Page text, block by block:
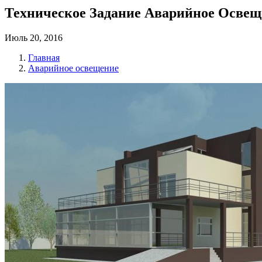
Техническое Задание Аварийное
Июль 20, 2016
Главная
Аварийное освещение